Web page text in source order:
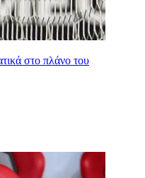
στο πλάνο του